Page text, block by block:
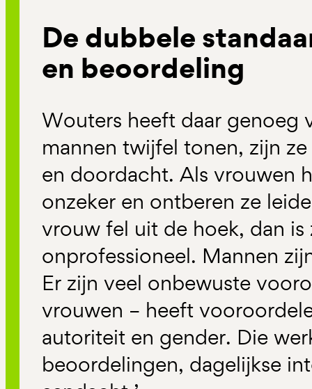
De dubbele
en beoordeling
Wouters heeft daar genoeg
mannen twijfel tonen, zijn
en doordacht. Als vrouwen
onzeker en ontberen ze
vrouw fel uit de hoek, dan
onprofessioneel. Mannen
Er zijn veel onbewuste
vrouwen – heeft
autoriteit en gender. Die
beoordelingen, dagelijkse